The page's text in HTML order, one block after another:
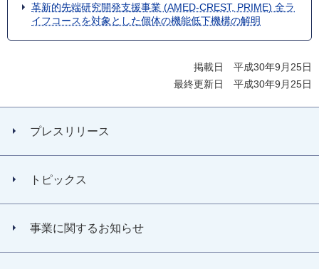
革新的先端研究開発支援事業 (AMED-CREST, PRIME) 全ラ
イフコースを対象とした個体の機能低下機構の解明
掲載日 平成30年9月25日
最終更新日 平成30年9月25日
プレスリリース
トピックス
事業に関するお知らせ